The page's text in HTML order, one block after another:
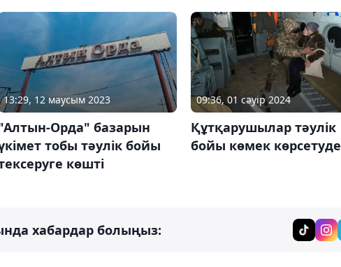
13:29, 12 маусым 2023
Орда" базарын
тобы тәулік бойы
көшті
09:36, 01 сәуір 2024
Құтқарушылар тәулік
бойы көмек көрсетуде
хабардар болыңыз: